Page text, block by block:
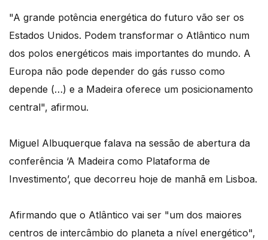
"A grande potência energética do futuro vão ser os
Estados Unidos. Podem transformar o Atlântico num
dos polos energéticos mais importantes do mundo. A
Europa não pode depender do gás russo como
depende (…) e a Madeira oferece um posicionamento
central", afirmou.
Miguel Albuquerque falava na sessão de abertura da
conferência ‘A Madeira como Plataforma de
Investimento’, que decorreu hoje de manhã em Lisboa.
Afirmando que o Atlântico vai ser "um dos maiores
centros de intercâmbio do planeta a nível energético",